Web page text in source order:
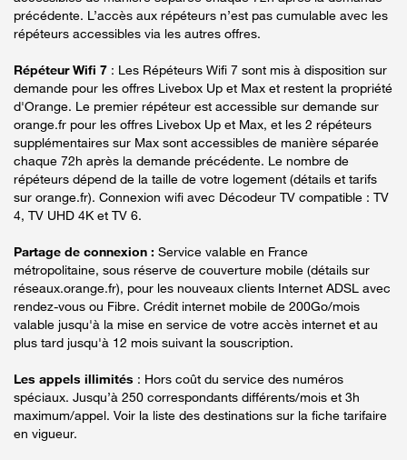
précédente. L’accès aux répéteurs n’est pas cumulable avec les
répéteurs accessibles via les autres offres.
Répéteur Wifi 7 : Les Répéteurs Wifi 7 sont mis à disposition sur
demande pour les offres Livebox Up et Max et restent la propriété
d'Orange. Le premier répéteur est accessible sur demande sur
orange.fr pour les offres Livebox Up et Max, et les 2 répéteurs
supplémentaires sur Max sont accessibles de manière séparée
chaque 72h après la demande précédente. Le nombre de
répéteurs dépend de la taille de votre logement (détails et tarifs
sur orange.fr). Connexion wifi avec Décodeur TV compatible : TV
4, TV UHD 4K et TV 6.
Partage de connexion : Service valable en France
métropolitaine, sous réserve de couverture mobile (détails sur
réseaux.orange.fr), pour les nouveaux clients Internet ADSL avec
rendez-vous ou Fibre. Crédit internet mobile de 200Go/mois
valable jusqu'à la mise en service de votre accès internet et au
plus tard jusqu'à 12 mois suivant la souscription.
Les appels illimités : Hors coût du service des numéros
spéciaux. Jusqu’à 250 correspondants différents/mois et 3h
maximum/appel. Voir la liste des destinations sur la fiche tarifaire
en vigueur.